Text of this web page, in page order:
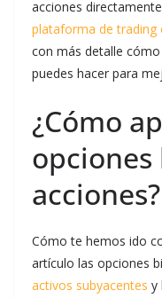
acciones
plataforma de trading
con más detalle
puedes hacer para
¿Cómo
acciones?
Cómo te hemos ido
artículo las opciones
activos subyacentes y